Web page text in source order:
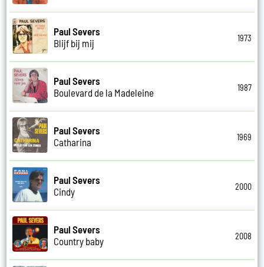
Paul Severs
Blijf bij mij
1973
Paul Severs
Boulevard de la Madeleine
1987
Paul Severs
Catharina
1969
Paul Severs
Cindy
2000
Paul Severs
Country baby
2008